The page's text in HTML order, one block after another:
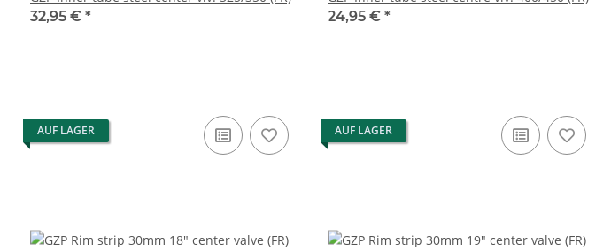
32,95 € *
24,95 € *
AUF LAGER AUF LAGER